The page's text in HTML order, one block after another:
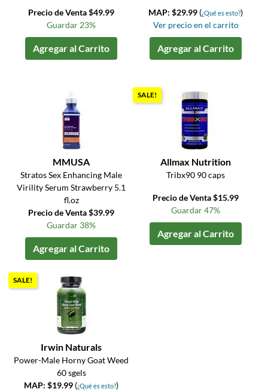
Precio de Venta $49.99
Guardar 23%
Agregar al Carrito
MAP: $29.99 (¿Qué es esto?)
Ver precio en el carrito
Agregar al Carrito
MMUSA
Stratos Sex Enhancing Male
Virility Serum Strawberry 5.1
fl.oz
Precio de Venta $39.99
Guardar 38%
Agregar al Carrito
SALE!
Allmax Nutrition
Tribx90 90 caps
Precio de Venta $15.99
Guardar 47%
Agregar al Carrito
SALE!
Irwin Naturals
Power-Male Horny Goat Weed
60 sgels
MAP: $19.99 (¿Qué es esto?)